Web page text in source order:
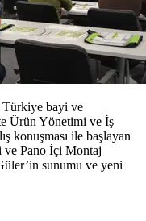
Türkiye bayi ve
Ürün Yönetimi ve İş
konuşması ile başlayan
ve Pano İçi Montaj
sunumu ve yeni